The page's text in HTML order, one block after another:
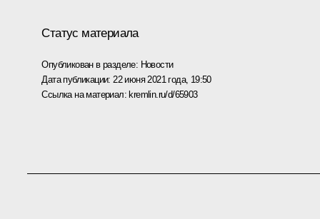
Статус материала
Опубликован в разделе: Новости
Дата публикации: 22 июня 2021 года, 19:50
Ссылка на материал: kremlin.ru/d/65903